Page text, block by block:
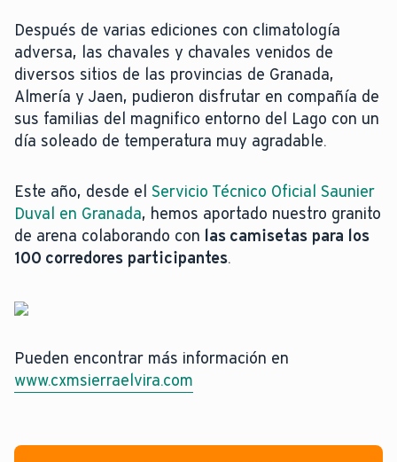
Después de varias ediciones con climatología
adversa, las chavales y chavales venidos de
diversos sitios de las provincias de Granada,
Almería y Jaen, pudieron disfrutar en compañía de
sus familias del magnifico entorno del Lago con un
día soleado de temperatura muy agradable.
Este año, desde el Servicio Técnico Oficial Saunier
Duval en Granada, hemos aportado nuestro granito
de arena colaborando con las camisetas para los
100 corredores participantes.
Pueden encontrar más información en
www.cxmsierraelvira.com